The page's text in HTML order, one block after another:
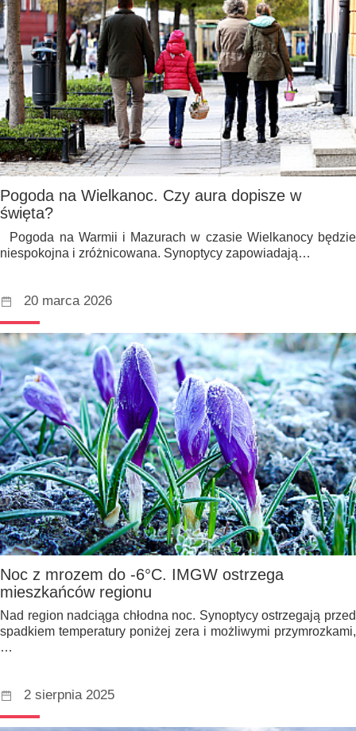
Pogoda na Wielkanoc. Czy aura dopisze w
święta?
Pogoda na Warmii i Mazurach w czasie Wielkanocy będzie
niespokojna i zróżnicowana. Synoptycy zapowiadają…
20 marca 2026
Noc z mrozem do -6°C. IMGW ostrzega
mieszkańców regionu
Nad region nadciąga chłodna noc. Synoptycy ostrzegają przed
spadkiem temperatury poniżej zera i możliwymi przymrozkami,
…
2 sierpnia 2025